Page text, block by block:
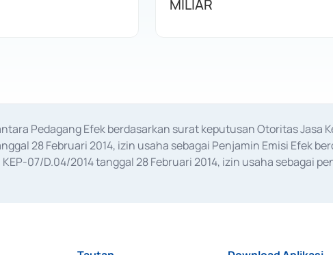
MILIAR
Pedagang Efek berdasarkan surat keputusan Otoritas Jasa
28 Februari 2014, izin usaha sebagai Penjamin Emisi Efek
07/D.04/2014 tanggal 28 Februari 2014, izin usaha sebagai